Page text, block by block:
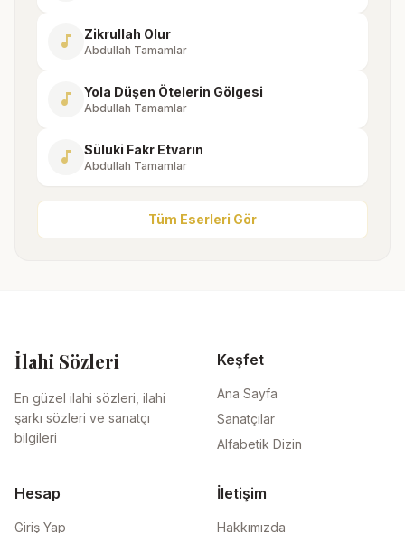
music_note Zikrullah Olur
Abdullah Tamamlar
music_note Yola Düşen Ötelerin Gölgesi
Abdullah Tamamlar
music_note Süluki Fakr Etvarın
Abdullah Tamamlar
Tüm Eserleri Gör
İlahi Sözleri
En güzel ilahi sözleri, ilahi
şarkı sözleri ve sanatçı
bilgileri
Keşfet
Ana Sayfa
Sanatçılar
Alfabetik Dizin
Hesap
Giriş Yap
İletişim
Hakkımızda